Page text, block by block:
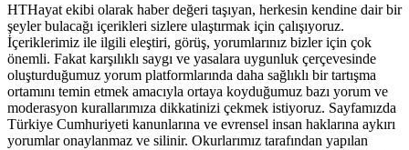
HTHayat ekibi olarak haber değeri taşıyan, herkesin kendine dair bir
şeyler bulacağı içerikleri sizlere ulaştırmak için çalışıyoruz.
İçeriklerimiz ile ilgili eleştiri, görüş, yorumlarınız bizler için çok
önemli. Fakat karşılıklı saygı ve yasalara uygunluk çerçevesinde
oluşturduğumuz yorum platformlarında daha sağlıklı bir tartışma
ortamını temin etmek amacıyla ortaya koyduğumuz bazı yorum ve
moderasyon kurallarımıza dikkatinizi çekmek istiyoruz. Sayfamızda
Türkiye Cumhuriyeti kanunlarına ve evrensel insan haklarına aykırı
yorumlar onaylanmaz ve silinir. Okurlarımız tarafından yapılan